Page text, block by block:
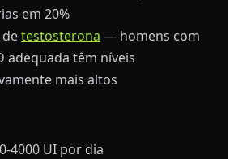
em 20%
testosterona — homens com
adequada têm níveis
mais altos
4000 UI por dia